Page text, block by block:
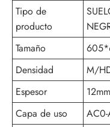
Tipo de
producto
Tamaño
Densidad
M/
Espesor
12mm
Capa de uso